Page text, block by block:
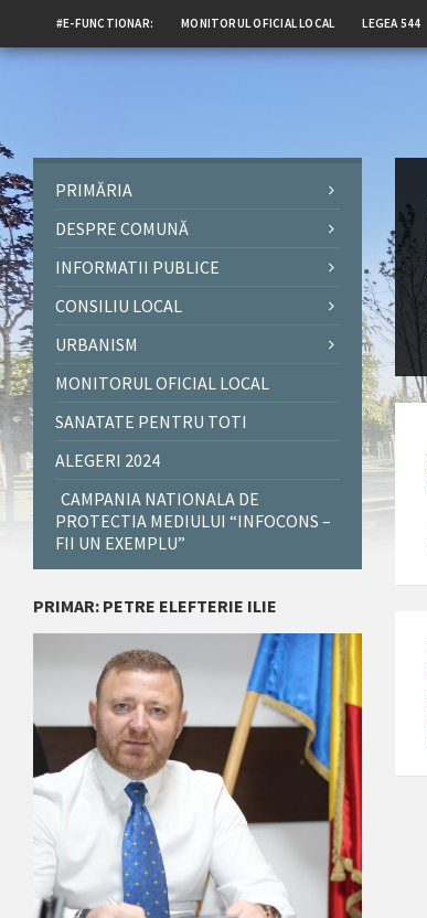
#E-FUNCTIONAR: MONITORUL OFICIAL LOCAL LEGEA 544
PRIMĂRIA
DESPRE COMUNĂ
INFORMATII PUBLICE
CONSILIU LOCAL
URBANISM
MONITORUL OFICIAL LOCAL
SANATATE PENTRU TOTI
ALEGERI 2024
CAMPANIA NATIONALA DE
PROTECTIA MEDIULUI “INFOCONS –
FII UN EXEMPLU”
PRIMAR: PETRE ELEFTERIE ILIE